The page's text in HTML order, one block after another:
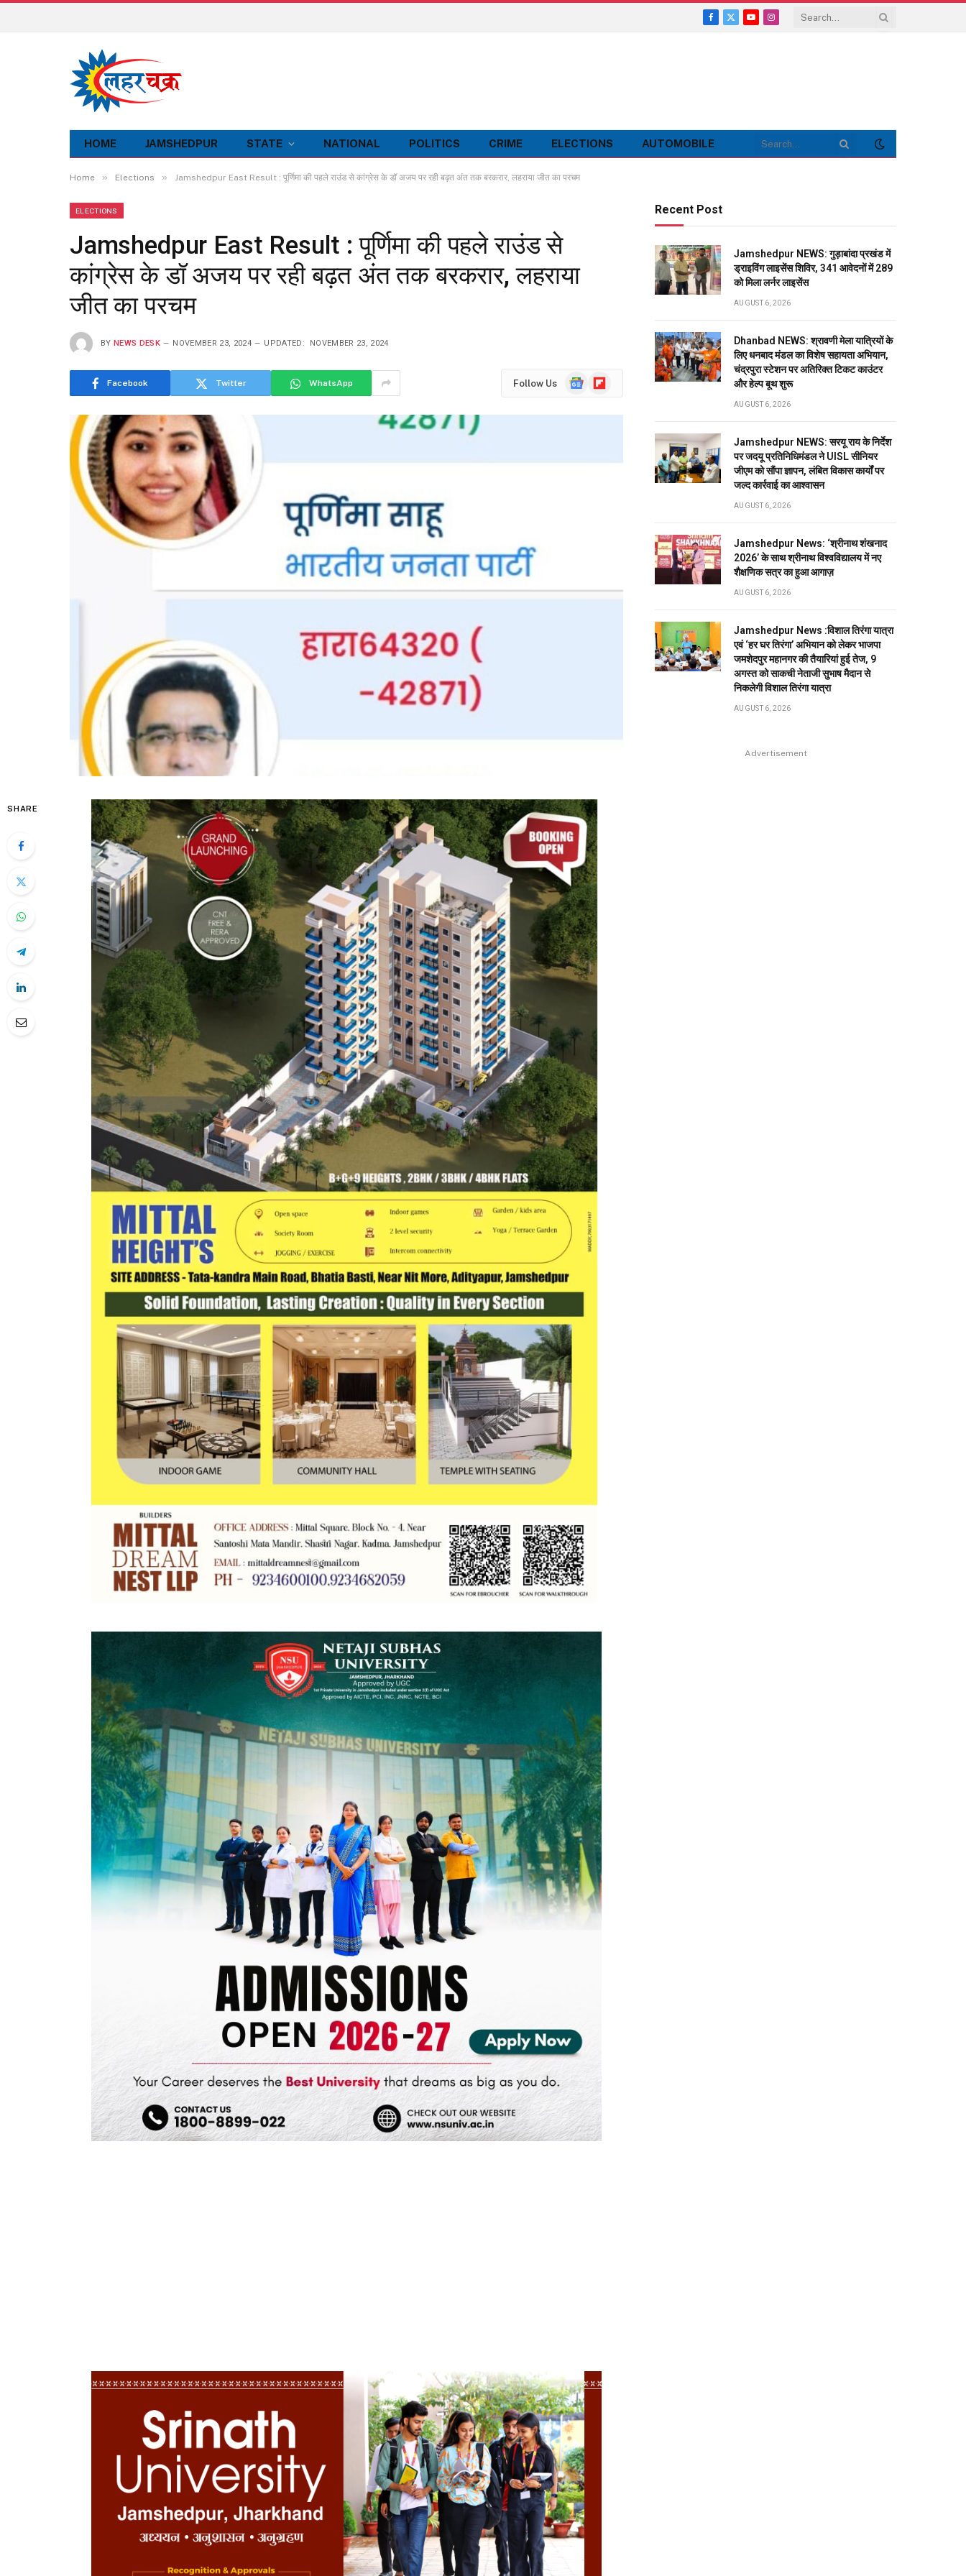
Facebook
X
YouTubeInstagram
HOME JAMSHEDPUR STATE NATIONAL POLITICS CRIME ELECTIONS AUTOMOBILE
Home » Elections » Jamshedpur East Result : पूर्णिमा की पहले राउंड से कांग्रेस के डॉ अजय पर रही बढ़त अंत तक बरकरार, लहराया जीत का परचम
ELECTIONS
Jamshedpur East Result : पूर्णिमा की पहले राउंड से
कांग्रेस के डॉ अजय पर रही बढ़त अंत तक बरकरार, लहराया
जीत का परचम
BY NEWS DESK NOVEMBER 23, 2024 UPDATED: NOVEMBER 23, 2024
Facebook Twitter WhatsApp Follow Us
GoogleFlipboard
SHARE
Recent Post
Jamshedpur NEWS: गुड़ाबांदा प्रखंड में
ड्राइविंग लाइसेंस शिविर, 341 आवेदनों में 289
को मिला लर्नर लाइसेंस
AUGUST 6, 2026
Dhanbad NEWS: श्रावणी मेला यात्रियों के
लिए धनबाद मंडल का विशेष सहायता अभियान,
चंद्रपुरा स्टेशन पर अतिरिक्त टिकट काउंटर
और हेल्प बूथ शुरू
AUGUST 6, 2026
Jamshedpur NEWS: सरयू राय के निर्देश
पर जदयू प्रतिनिधिमंडल ने UISL सीनियर
जीएम को सौंपा ज्ञापन, लंबित विकास कार्यों पर
जल्द कार्रवाई का आश्वासन
AUGUST 6, 2026
Jamshedpur News: ‘श्रीनाथ शंखनाद
2026’ के साथ श्रीनाथ विश्वविद्यालय में नए
शैक्षणिक सत्र का हुआ आगाज़
AUGUST 6, 2026
Jamshedpur News :विशाल तिरंगा यात्रा
एवं ‘हर घर तिरंगा’ अभियान को लेकर भाजपा
जमशेदपुर महानगर की तैयारियां हुई तेज, 9
अगस्त को साकची नेताजी सुभाष मैदान से
निकलेगी विशाल तिरंगा यात्रा
AUGUST 6, 2026
Advertisement